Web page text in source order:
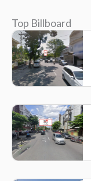
Top Billboard